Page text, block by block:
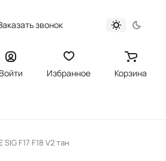
звонок
Войти Избранное Корзина
F17 F18 V2 тан